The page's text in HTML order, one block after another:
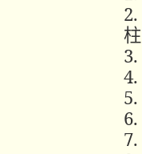
2.
柱
3.
4.
5.
6.
7.